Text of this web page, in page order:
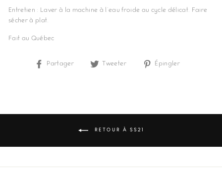
Entretien : Laver à la machine à l'eau froide au cycle délicat. Faire
sécher à plat.
Fait au Québec
Partager
PartagerTweeter
TweeterÉpingler
RETOUR À SS21